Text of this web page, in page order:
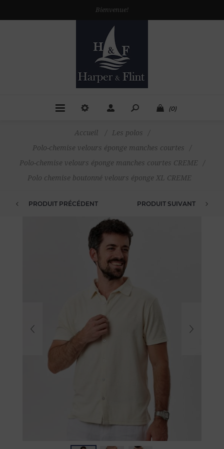
Bienvenue!
(0)
Accueil / Les polos
/
Polo-chemise velours éponge manches courtes
/
Polo-chemise velours éponge manches courtes CREME
/
Polo chemise boutonné velours éponge XL CREME
PRODUIT PRÉCÉDENT PRODUIT SUIVANT